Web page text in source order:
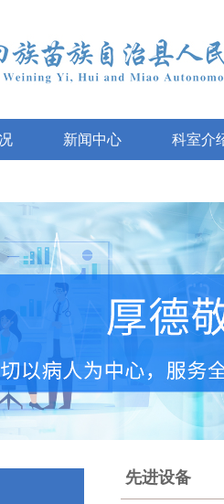
新闻中心 科室介
先进设备